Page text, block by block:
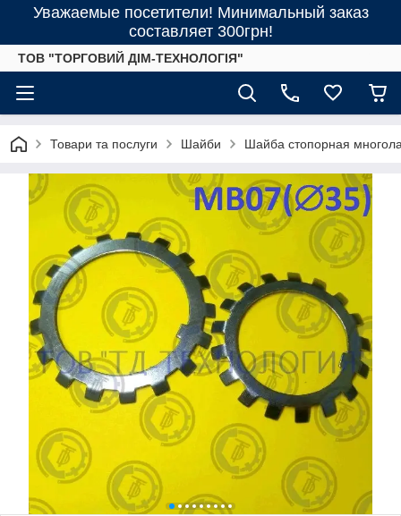
Уважаемые посетители! Минимальный заказ
составляет 300грн!
ТОВ "ТОРГОВИЙ ДІМ-ТЕХНОЛОГІЯ"
Товари та послуги Шайби Шайба стопорная